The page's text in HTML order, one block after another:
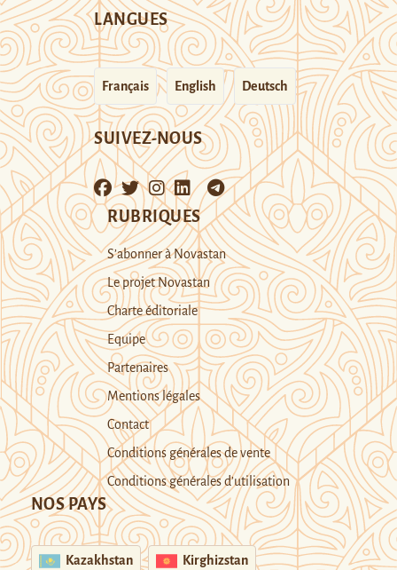
LANGUES
Français English Deutsch
SUIVEZ-NOUS
RUBRIQUES
S’abonner à Novastan
Le projet Novastan
Charte éditoriale
Equipe
Partenaires
Mentions légales
Contact
Conditions générales de vente
Conditions générales d’utilisation
NOS PAYS
Kazakhstan Kirghizstan